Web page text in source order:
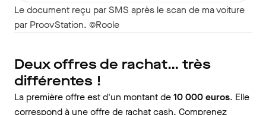
Le document reçu par SMS après le scan de ma voiture
par ProovStation. ©Roole
Deux offres de rachat… très
différentes !
La première offre est d'un montant de10 000 euros. Elle
correspond à une offre de rachat cash. Comprenez